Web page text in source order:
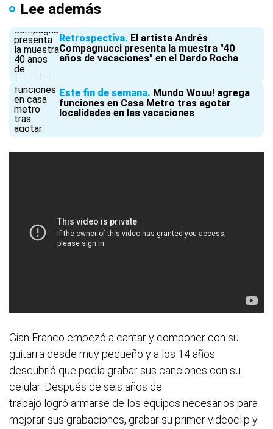
Lee además
Retrospectiva El artista Andrés
Compagnucci presenta la muestra "40
años de vacaciones" en el Dardo Rocha
Este fin de semana Mundo Wouu! agrega
funciones en Casa Metro tras agotar
localidades en las vacaciones
Gian Franco empezó a cantar y componer con su
guitarra desde muy pequeño y a los 14 años
descubrió que podía grabar sus canciones con su
celular. Después de seis años de
trabajo logró armarse de los equipos necesarios para
mejorar sus grabaciones, grabar su primer videoclip y